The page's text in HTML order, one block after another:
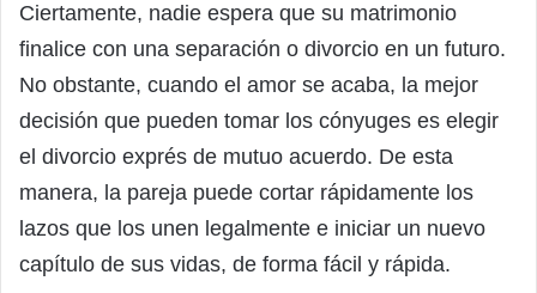
Ciertamente, nadie espera que su matrimonio
finalice con una separación o divorcio en un futuro.
No obstante, cuando el amor se acaba, la mejor
decisión que pueden tomar los cónyuges es elegir
el divorcio exprés de mutuo acuerdo. De esta
manera, la pareja puede cortar rápidamente los
lazos que los unen legalmente e iniciar un nuevo
capítulo de sus vidas, de forma fácil y rápida.